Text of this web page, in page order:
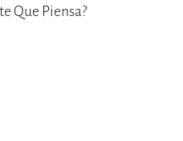
Que Piensa?